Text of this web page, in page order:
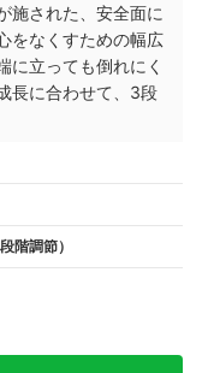
施された、安全面に
をなくすための幅広
に立っても倒れにく
長に合わせて、3段
調節）